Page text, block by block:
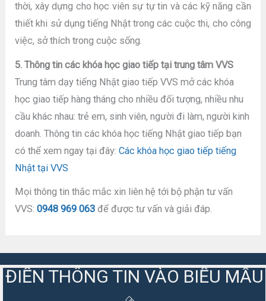
thời, xây dựng cho học viên sự tự tin và các kỹ năng cần
thiết khi sử dụng tiếng Nhật trong các cuộc thi, cho công
việc, sở thích trong cuộc sống.
5. Thông tin các khóa học giao tiếp tại trung tâm VVS
Trung tâm dạy tiếng Nhật giao tiếp VVS mở các khóa
học giao tiếp hàng tháng cho nhiều đối tượng, nhiều nhu
cầu khác nhau: trẻ em, sinh viên, người đi làm, người kinh
doanh. Thông tin các khóa học tiếng Nhật giao tiếp bạn
có thể xem ngay tại đây: Các khóa học giao tiếp tiếng
Nhật tại VVS
Mọi thông tin thắc mắc xin liên hệ tới bộ phận tư vấn
VVS:0948 969 063để được tư vấn và giải đáp.
ĐIỀN THÔNG TIN VÀO BIỂU MẪU